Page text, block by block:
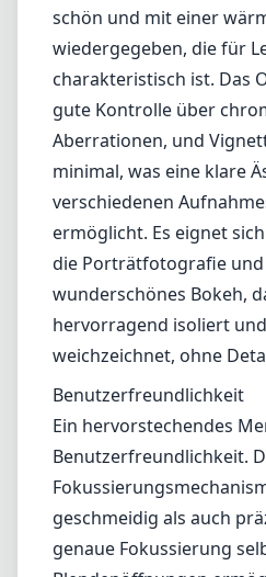
wunderschönes Bokeh,
hervorragend isoliert
weichzeichnet, ohne
Benutzerfreundlichkeit
Ein hervorstechendes
Benutzerfreundlichkeit.
geschmeidig als auch
genaue Fokussierung
Blendenöffnungen
besonders vorteilhaft für
die die Augen ihrer
müssen. Es ist jedoch
maximale Blende von f/
effektive
möglicherweise nicht so
schnellere Objektive im
Brennweitenbereich